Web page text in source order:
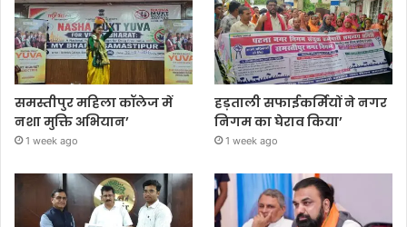
समस्तीपुर महिला कॉलेज में
नशा मुक्ति अभियान’
1 week ago
हड़ताली सफाईकर्मियों ने नगर
निगम का घेराव किया’
1 week ago